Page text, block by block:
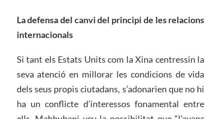
La defensadel canvi del principi de les relacions
internacionals
Si tant els Estats Units com la Xina centressin la
seva atenció en millorar les condicions de vida
dels seus propis ciutadans, s’adonarien que no hi
ha un conflicte d’interessos fonamental entre